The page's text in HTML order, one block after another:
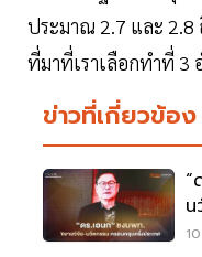
ประมาณ 2.7 และ 2.8
ที่มาที่เราเลือกทำที่ 3
ข่าวที่เกี่ยวข้อง
“
น